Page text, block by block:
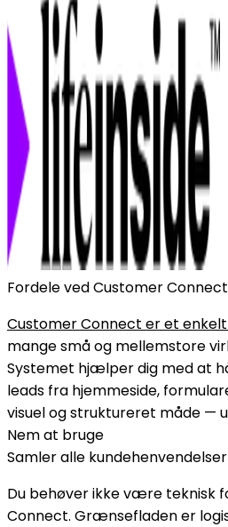
Fordele ved Customer Connect
Customer Connect er et
mange små og mellemstore
Systemet hjælper dig med at
leads fra hjemmeside,
visuel og struktureret måde —
Nem at bruge
Samler alle kundehenvendelser
Du behøver ikke være teknisk
Connect. Grænsefladen er